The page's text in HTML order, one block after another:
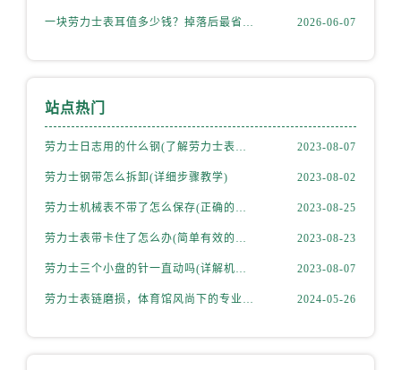
一块劳力士表耳值多少钱？掉落后最省钱的解决方式 2026-06-07
站点热门
劳力士日志用的什么钢(了解劳力士表款材质选择) 2023-08-07
劳力士钢带怎么拆卸(详细步骤教学) 2023-08-02
劳力士机械表不带了怎么保存(正确的方法和注意事项) 2023-08-25
劳力士表带卡住了怎么办(简单有效的解决方法) 2023-08-23
劳力士三个小盘的针一直动吗(详解机械表小盘指针运行规律) 2023-08-07
劳力士表链磨损，体育馆风尚下的专业修复之道 2024-05-26